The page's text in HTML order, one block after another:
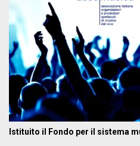
Istituito il Fondo per il sistema